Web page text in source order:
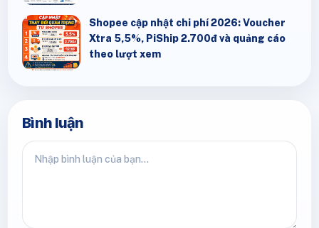
Shopee cập nhật chi phí 2026: Voucher
Xtra 5,5%, PiShip 2.700đ và quảng cáo
theo lượt xem
Bình luận